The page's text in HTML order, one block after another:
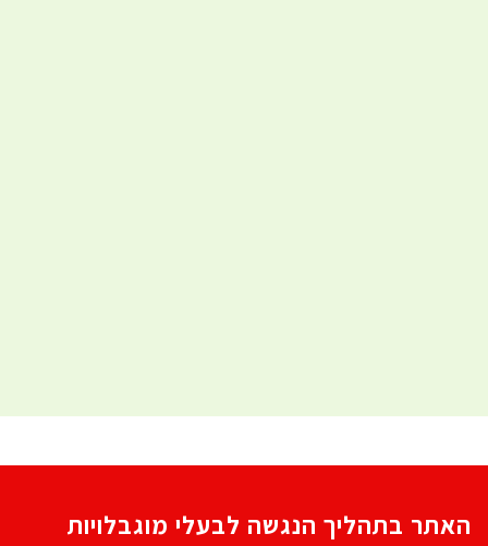
האתר בתהליך הנגשה לבעלי מוגבלויות